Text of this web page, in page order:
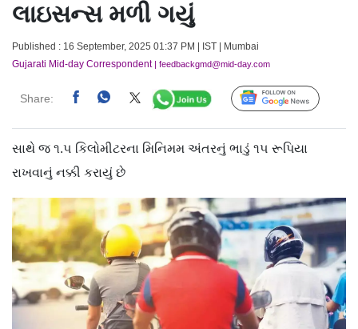
લાઇસન્સ મળી ગયું
Published : 16 September, 2025 01:37 PM | IST | Mumbai
Gujarati Mid-day Correspondent| feedbackgmd@mid-day.com
Share: Follow Us
સાથે જ ૧.૫ કિલોમીટરના મિનિમમ અંતરનું ભાડું ૧૫ રૂપિયા
રાખવાનું નક્કી કરાયું છે